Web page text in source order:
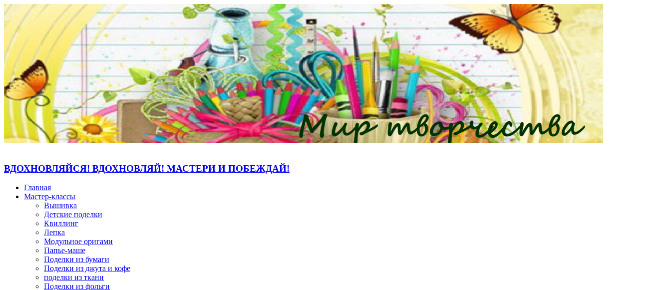
ВДОХНОВЛЯЙСЯ! ВДОХНОВЛЯЙ! МАСТЕРИ И ПОБЕЖДАЙ!
Главная
Мастер-классы
Вышивка
Детские поделки
Квиллинг
Лепка
Модульное оригами
Папье-маше
Поделки из бумаги
Поделки из джута и кофе
поделки из ткани
Поделки из фольги